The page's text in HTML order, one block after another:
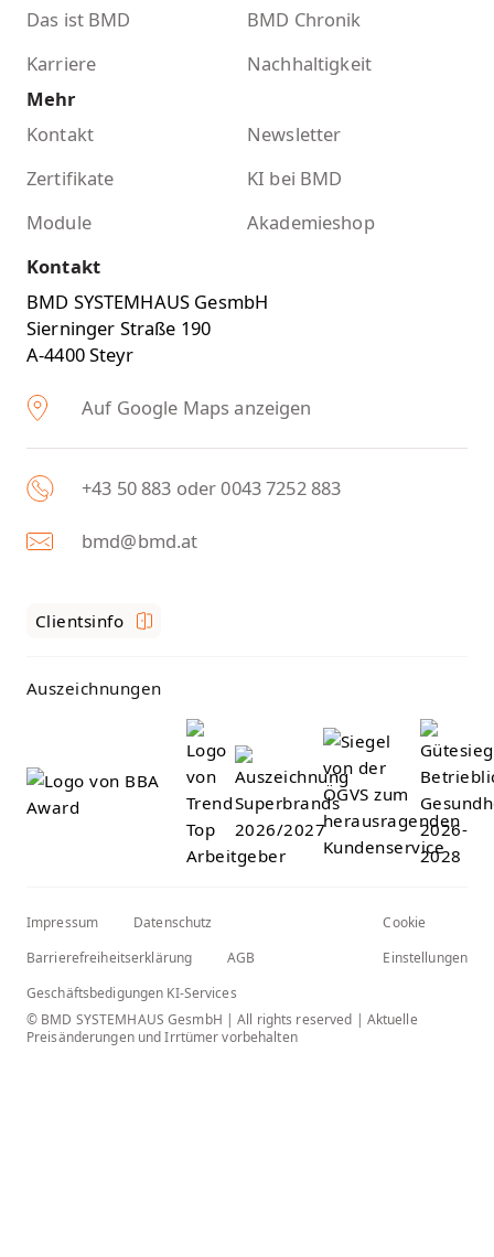
Das ist BMD
Karriere
BMD Chronik
Nachhaltigkeit
Mehr
Kontakt
Newsletter
Zertifikate
KI bei BMD
Module
Akademieshop
Kontakt
BMD SYSTEMHAUS GesmbH
Sierninger Straße 190
A-4400 Steyr
Auf Google Maps anzeigen
+43 50 883 oder 0043 7252 883
bmd@bmd.at
Clientsinfo
Auszeichnungen
Impressum
Datenschutz
Barrierefreiheitserklärung
AGB
Geschäftsbedigungen KI-Services
Cookie
Einstellungen
© BMD SYSTEMHAUS GesmbH | All rights reserved | Aktuelle
Preisänderungen und Irrtümer vorbehalten